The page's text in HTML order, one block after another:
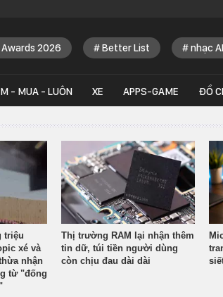
2026 Better List nhạc AI
- MUA - LUÔN XE APPS-GAME ĐỒ
triệu
xé và
nhận
từ "đống
Thị trường RAM lại nhận thêm
tin dữ, túi tiền người dùng
còn chịu đau dài dài